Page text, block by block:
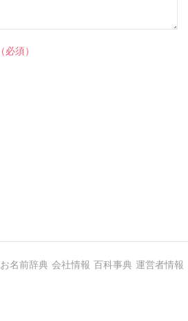
（必須）
お名前辞典 会社情報 百科事典 運営者情報